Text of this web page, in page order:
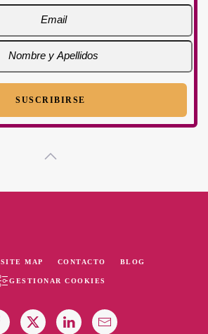
SITE MAP CONTACTO BLOG
GESTIONAR COOKIES